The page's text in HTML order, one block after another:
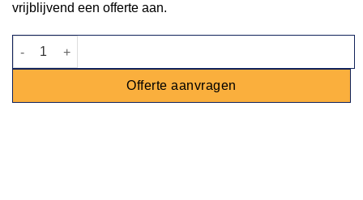
vrijblijvend een offerte aan.
Partytent - Easy up - 3 x 3m - zand aantal
Offerte aanvragen